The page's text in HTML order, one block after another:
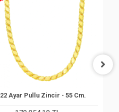
Sepete Ekle
22 Ayar Pullu Zincir - 55 Cm.